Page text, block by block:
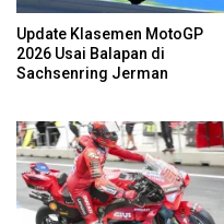
Update Klasemen MotoGP
2026 Usai Balapan di
Sachsenring Jerman